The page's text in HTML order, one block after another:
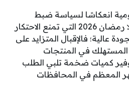
انعكاسًا لسياسة ضبط
الأسواق عبر معارض أهلا رمضان 2026 التي تمنع الاحتكار
عالية؛ فالإقبال المتزايد على
في المنتجات
كميات ضخمة تلبي الطلب
المعظم في المحافظات